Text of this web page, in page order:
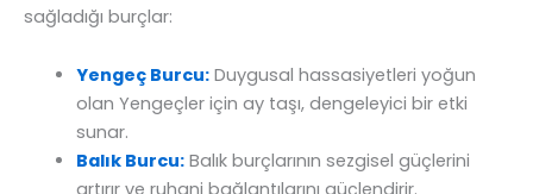
sağladığı burçlar:
Yengeç Burcu:Duygusal hassasiyetleri yoğun
olan Yengeçler için ay taşı, dengeleyici bir etki
sunar.
Balık Burcu:Balık burçlarının sezgisel güçlerini